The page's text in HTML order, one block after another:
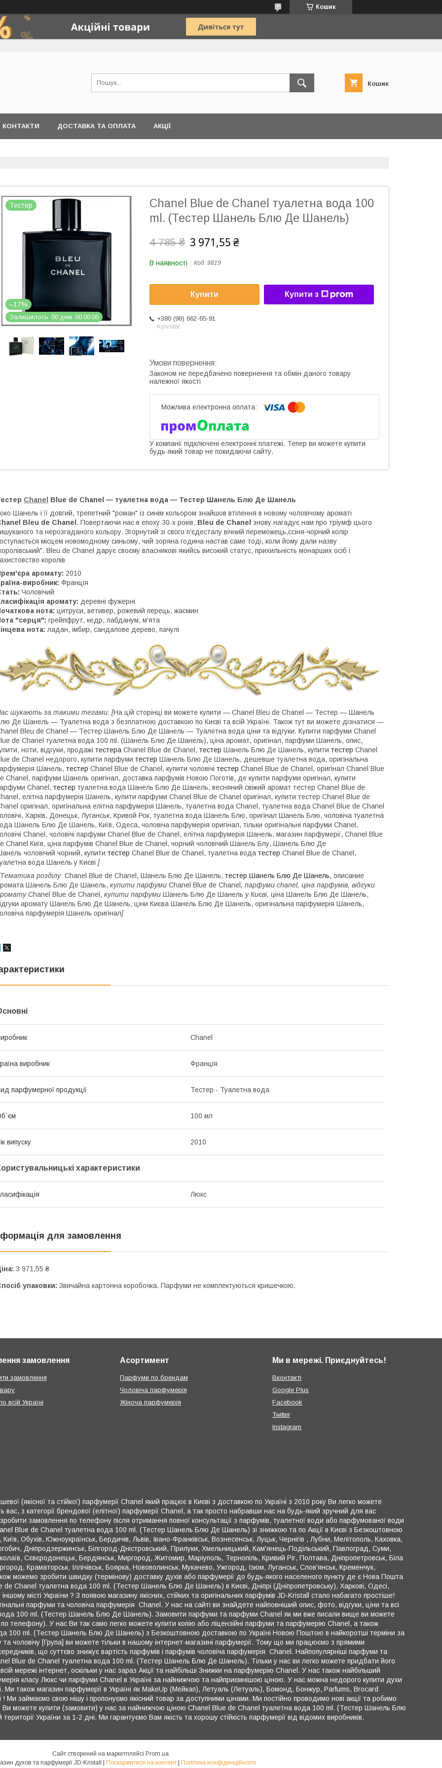
Кошик
Кошик
КОНТАКТИ ДОСТАВКА ТА ОПЛАТА АКЦІЇ
Тестер
–17%
Залишилось 00 днів 00 00 00
Chanel Blue de Chanel туалетна вода 100
ml. (Тестер Шанель Блю Де Шанель)
4 785 ₴ 3 971,55 ₴
В наявності Код: 9819
Купити Купити з
+380 (98) 662-65-91
Kyivstar
Законом не передбачено повернення та обмін даного товару
належної якості
У компанії підключені електронні платежі. Тепер ви можете купити
будь-який товар не покидаючи сайту.
Chanel
Blue de Chanel — туалетна вода — Тестер Шанель Блю Де Шанель
Шанель і її довгий, трепетний "роман" із синім кольором знайшов втілення в новому чоловічому ароматі
Bleu de Chanel . Повертаючи нас в епоху 30-х років, Bleu de Chanel знову нагадує нам про тріумф цього
та нерозгаданого кольору. Згорнутий зі свого п'єдесталу вічний переможець,ссіня-чорний колір
місцем новомодному синьому, чий зоряна година настав саме тоді, коли йому дали назву
Bleu de Chanel дарує своєму власникові якийсь високий статус, прихильність монарших осіб і
королів
аромату: 2010
виробник: Франція
Чоловічий
аромату: деревні фужерні
нота: цитруси, ветивер, рожевий перець, жасмин
"серця": грейпфрут, кедр, лабданум, м'ята
нота: ладан, імбир, сандалове дерево, пачулі
шукають за такими тегами: [На цій сторінці ви можете купити ― Chanel Bleu de Chanel ― Тестер — Шанель
Де Шанель — Туалетна вода з безплатною доставкою по Києві та всій Україні. Також тут ви можете дізнатися ―
Bleu de Chanel — Тестер Шанель Блю Де Шанель — Туалетна вода ціни та відгуки. Купити парфуми Chanel
de Chanel туалетна вода 100 ml. (Шанель Блю Де Шанель), ціна аромат, оригінал, парфуми Шанель, опис,
ноти, відгуки, продажі тестера Chanel Blue de Chanel, тестер Шанель Блю Де Шанель, купити тестер Chanel
de Chanel недорого, купити парфуми тестер Шанель Блю Де Шанель, дешевше туалетна вода, оригінальна
Шанель, тестер Chanel Blue de Chanel, купити чоловічі тестер Chanel Blue de Chanel, оригінал Chanel Blue
Chanel, парфуми Шанель оригінал, доставка парфумів Новою Поготів, де купити парфуми оригінал, купити
Chanel, тестер туалетна вода Шанель Блю Де Шанель, весняний свіжий аромат тестер Chanel Blue de
елітна парфумерія Шанель, купити парфуми Chanel Blue de Chanel оригінал, купити тестер Chanel Blue de
оригінал, оригінальна елітна парфумерія Шанель, туалетна вода Chanel, туалетна вода Chanel Blue de Chanel
Харків, Донецьк, Луганськ, Кривой Рок, туалетна вода Шанель Блю, оригінал Шанель Блю, чоловіча туалетна
Шанель Блю Де Шанель, Київ, Одеса, чоловіча парфумерія оригінал, тільки оригінальні парфуми Chanel,
Chanel, чоловічі парфуми Chanel Blue de Chanel, елітна парфумерія Шанель, магазин парфумерії, Chanel Blue
Chanel Київ, ціна парфумів Chanel Blue de Chanel, чорний чоловічий Шанель Блу, Шанель Блю Де
чоловічий чорний, купити тестер Chanel Blue de Chanel, туалетна вода тестер Chanel Blue de Chanel,
вода Шанель у Києві ]
розділу: Chanel Blue de Chanel, Шанель Блю Де Шанель, тестер Шанель Блю Де Шанель, описание
Шанель Блю Де Шанель, купити парфуми Chanel Blue de Chanel , парфуми chanel, ціна парфумів, відгуки
Chanel Blue de Chanel, купити парфуми Шанель Блю Де Шанель у Києві, ціна Шанель Блю Де Шанель,
аромату Шанель Блю Де Шанель, ціни Києва Шанель Блю Де Шанель, оригінальна парфумерія Шанель,
парфумерія Шанель оригінал]
Chanel
виробник Франція
парфумерної продукції Тестер - Туалетна вода
100 мл
випуску 2010
характеристики
Люкс
для замовлення
3 971,55 ₴
упаковки: Звичайна картонна коробочка. Парфуми не комплектуються кришечкою.
замовлення
замовлення
всій Україні
Асортимент
Парфуми по брендам
Чоловіча парфумерія
Жіноча парфумерія
Ми в мережі. Приєднуйтесь!
Вконтакті
Google Plus
Facebook
Twitter
Instagram
(якісної та стійкої) парфумерії Chanel який працює в Києві з доставкою по Україні з 2010 року Ви легко можете
з категорії брендової (елітної) парфумерії Chanel, а так просто набравши нас на будь-який зручний для вас
замовлення по телефону після отримання повної консультації з парфумів, туалетної води або парфумованої води
Blue de Chanel туалетна вода 100 ml. (Тестер Шанель Блю Де Шанель) зі знижкою та по Акції в Києві з Безкоштовною
Обухів, Южноукраїнськ, Бердичів, Львів, Івано-Франківськ, Вознесенськ, Луцьк, Чернігів , Лубни, Мелітополь, Каховка,
Дніпродзержинськ, Білгород-Дністровський, Прилуки, Хмельницький, Кам'янець-Подільський, Павлоград, Суми,
Сєвєродонецьк, Бердянськ, Миргород, Житомир, Маріуполь, Тернопіль, Кривий Ріг, Полтава, Дніпропетровськ, Біла
Краматорськ, Іллічівськ, Боярка, Нововолинськ, Мукачево, Ужгород, Ізюм, Луганськ, Слов'янськ, Кременчук,
можемо зробити швидку (термінову) доставку духів або парфумерії до будь-якого населеного пункту де є Нова Пошта
de Chanel туалетна вода 100 ml. (Тестер Шанель Блю Де Шанель) в Києві, Дніпрі (Дніпропетровську), Харкові, Одесі,
місті України ? З появою магазину якісних, стійких та оригінальних парфумів JD-Kristall стало набагато простіше!
парфуми та чоловіча парфумерія Chanel. У нас на сайті ви знайдете найповніший опис, фото, відгуки, ціни та всі
вода 100 ml. (Тестер Шанель Блю Де Шанель). Замовити парфуми та парфуми Chanel як ми вже писали вище ви можете
телефону). У нас Ви так само легко можете купити копію або ліцензійні парфуми та парфумерію Chanel, а також
100 ml. (Тестер Шанель Блю Де Шанель) з Безкоштовною доставкою по Україні Новою Поштою в найкоротші терміни за
чоловічу [Група] ви можете тільки в нашому інтернет-магазині парфумерії. Тому що ми працюємо з прямими
що суттєво знижує вартість парфумів і парфумів чоловіча парфумерія Chanel. Найпопулярніші парфуми та
Blue de Chanel туалетна вода 100 ml. (Тестер Шанель Блю Де Шанель). Тільки у нас ви легко можете придбати його
мережі інтернет, оскільки у нас зараз Акції та найбільші Знижки на парфумерію Chanel. У нас також найбільший
класу Люкс чи парфуми Chanel в Україні за найнижчою та найприємнішою ціною. У нас можна недорого купити духи
також магазин парфумерії в Україні як MakeUp (Мейкап), Летуаль (Летуаль), Бомонд, Бонжур, Parfums, Brocard
займаємо свою нішу і пропонуємо якісний товар за доступними цінами. Ми постійно проводимо нові акції та робимо
Ви можете купити (замовити) у нас за найнижчою ціною Chanel Blue de Chanel туалетна вода 100 ml. (Тестер Шанель Блю
України за 1-2 дні. Ми гарантуємо Вам якість та хорошу стійкість парфумерії від відомих виробників.
Сайт створений на маркетплейсі Prom.ua
Інтернет-магазин духов та парфумерії JD-Kristall | Поскаржитися на контент | Політика конфіденційності